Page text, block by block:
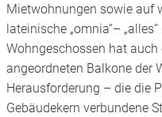
Mietwohnungen sowie auf
lateinische „omnia“–
Wohngeschossen hat
angeordneten Balkone der
Herausforderung – die die
Gebäudekern verbundene